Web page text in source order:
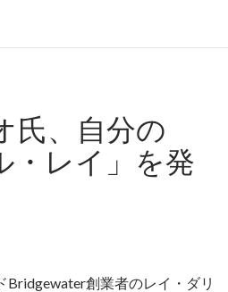
氏、自分の
・レイ」を発
Bridgewater創業者のレイ・ダリ